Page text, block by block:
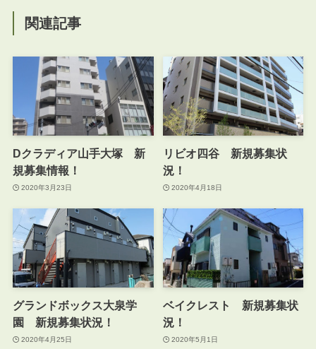
関連記事
Dクラディア山手大塚 新
規募集情報！
2020年3月23日
リビオ四谷 新規募集状
況！
2020年4月18日
グランドボックス大泉学
園 新規募集状況！
2020年4月25日
ベイクレスト 新規募集状
況！
2020年5月1日